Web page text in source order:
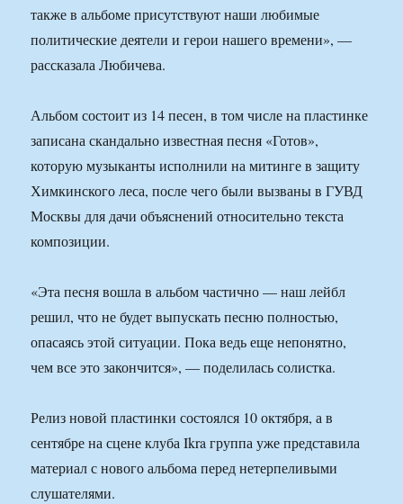
также в альбоме присутствуют наши любимые
политические деятели и герои нашего времени», —
рассказала Любичева.
Альбом состоит из 14 песен, в том числе на пластинке
записана скандально известная песня «Готов»,
которую музыканты исполнили на митинге в защиту
Химкинского леса, после чего были вызваны в ГУВД
Москвы для дачи объяснений относительно текста
композиции.
«Эта песня вошла в альбом частично — наш лейбл
решил, что не будет выпускать песню полностью,
опасаясь этой ситуации. Пока ведь еще непонятно,
чем все это закончится», — поделилась солистка.
Релиз новой пластинки состоялся 10 октября, а в
сентябре на сцене клуба Ikra группа уже представила
материал с нового альбома перед нетерпеливыми
слушателями.